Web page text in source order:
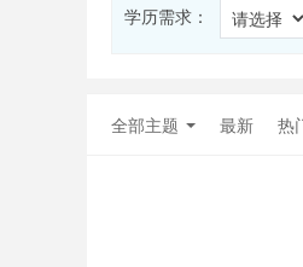
学历需求：
全部主题 最新 热